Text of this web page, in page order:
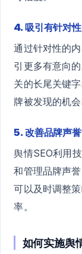
4. 吸引有针对
通过针对性的
引更多有意向
关的长尾关键
牌被发现的机会
5. 改善品牌声
舆情SEO利用
和管理品牌声
可以及时调整
率。
如何实施舆